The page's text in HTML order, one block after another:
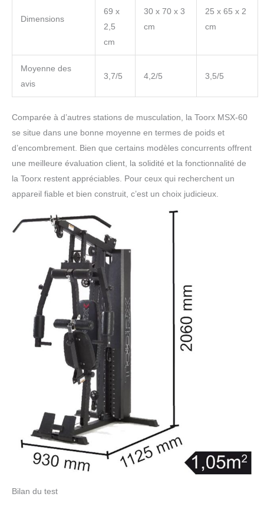
Dimensions
69 x
2,5
cm
30 x 70 x 3
cm
25 x 65 x 2
cm
Moyenne des
avis
3,7/5 4,2/5 3,5/5
Comparée à d’autres stations de musculation, la Toorx MSX-60
se situe dans une bonne moyenne en termes de poids et
d’encombrement. Bien que certains modèles concurrents offrent
une meilleure évaluation client, la solidité et la fonctionnalité de
la Toorx restent appréciables. Pour ceux qui recherchent un
appareil fiable et bien construit, c’est un choix judicieux.
Bilan du test